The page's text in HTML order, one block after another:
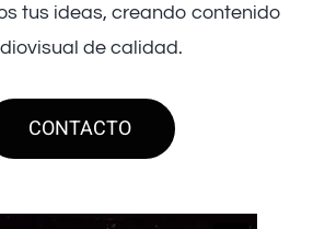
tus ideas, creando contenido
de calidad.
CONTACTO